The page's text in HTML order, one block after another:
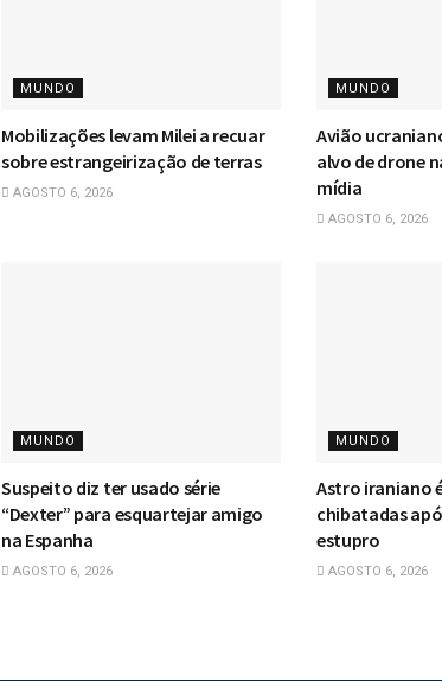
MUNDO
Mobilizações levam Milei a recuar
sobre estrangeirização de terras
AGOSTO 6, 2026
MUNDO
Avião
alvo de drone
mídia
AGOSTO 6, 2026
MUNDO
Suspeito diz ter usado série
“Dexter” para esquartejar amigo
na Espanha
AGOSTO 6, 2026
MUNDO
Astro iraniano
chibatadas
estupro
AGOSTO 6, 2026